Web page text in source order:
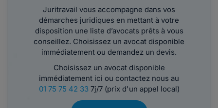
Juritravail vous accompagne dans vos
démarches juridiques en mettant à votre
disposition une liste d’avocats prêts à vous
conseillez. Choisissez un avocat disponible
immédiatement ou demandez un devis.
Choisissez un avocat disponible
immédiatement ici ou contactez nous au
01 75 75 42 337j/7 (prix d'un appel local)